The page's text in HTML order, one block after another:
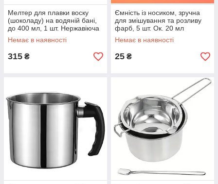
Мелтер для плавки воску
(шоколаду) на водяній бані,
до 400 мл, 1 шт. Нержавіюча
сталь.
Немає в наявності
315 ₴
Ємність із носиком, зручна
для змішування та розливу
фарб, 5 шт. Ок. 20 мл
Немає в наявності
25 ₴